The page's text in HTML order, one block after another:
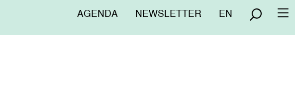
Menú
AGENDA NEWSLETTER EN